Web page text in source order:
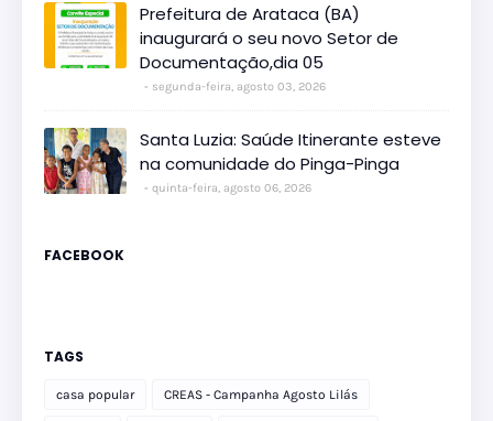
Prefeitura de Arataca (BA)
inaugurará o seu novo Setor de
Documentação,dia 05
segunda-feira, agosto 03, 2026
Santa Luzia: Saúde Itinerante esteve
na comunidade do Pinga-Pinga
quinta-feira, agosto 06, 2026
FACEBOOK
TAGS
casa popular CREAS - Campanha Agosto Lilás